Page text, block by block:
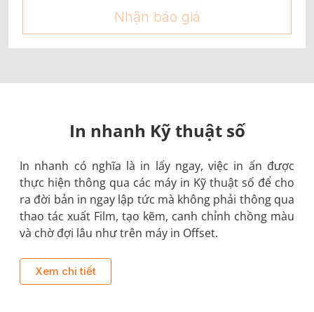
Nhận báo giá
In nhanh Kỹ thuật số
In nhanh có nghĩa là in lấy ngay, việc in ấn được
thực hiện thông qua các máy in Kỹ thuật số để cho
ra đời bản in ngay lập tức mà không phải thông qua
thao tác xuất Film, tạo kẽm, canh chỉnh chồng màu
và chờ đợi lâu như trên máy in Offset.
Xem chi tiết